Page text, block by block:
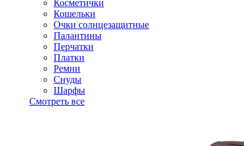
Косметички
Кошельки
Очки солнцезащитные
Палантины
Перчатки
Платки
Ремни
Снуды
Шарфы
Смотреть все